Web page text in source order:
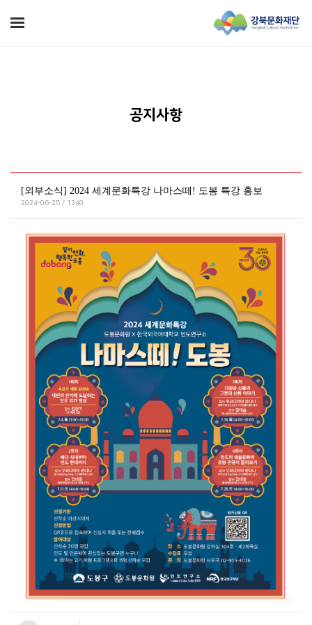
공지사항
[외부소식] 2024 세계문화특강 나마스떼! 도봉 특강 홍보
2024-06-25 / 1340